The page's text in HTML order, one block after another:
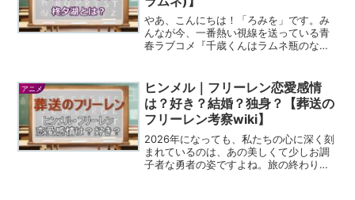
やあ、こんにちは！「ろみを」です。み
んなが今、一番熱い視線を送っている青
春ラブコメ『千歳くんはラムネ瓶のな
にフォーカスを当てて、その魅力を語り
尽くしたいと思います。夕湖...
アニメ
ヒンメル｜フリーレン恋愛感情
は？好き？結婚？独身？【葬送の
フリーレン考察wiki】
2026年になっても、私たちの心に深く刻
まれているのは、あの美しくて少しお調
子者な勇者の姿ですよね。旅の終わりか